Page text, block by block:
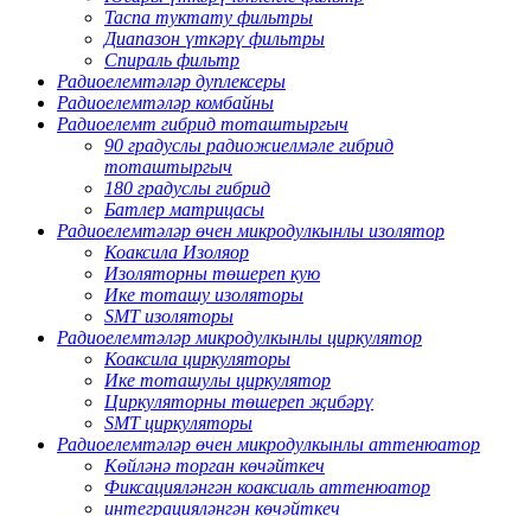
Таспа туктату фильтры
Диапазон үткәрү фильтры
Спираль фильтр
Радиоелемтәләр дуплексеры
Радиоелемтәләр комбайны
Радиоелемт гибрид тоташтыргыч
90 градуслы радиожиелмәле гибрид
тоташтыргыч
180 градуслы гибрид
Батлер матрицасы
Радиоелемтәләр өчен микродулкынлы изолятор
Коаксила Изоляор
Изоляторны төшереп кую
Ике тоташу изоляторы
SMT изоляторы
Радиоелемтәләр микродулкынлы циркулятор
Коаксила циркуляторы
Ике тоташулы циркулятор
Циркуляторны төшереп җибәрү
SMT циркуляторы
Радиоелемтәләр өчен микродулкынлы аттенюатор
Көйләнә торган көчәйткеч
Фиксацияләнгән коаксиаль аттенюатор
интеграцияләнгән көчәйткеч